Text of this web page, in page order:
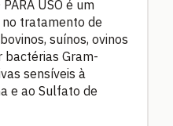
USO é um
tratamento de
suínos, ovinos
bactérias Gram-
sensíveis à
e ao Sulfato de